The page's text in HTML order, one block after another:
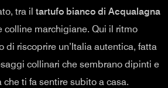
tra il tartufo bianco di Acqualagna
colline marchigiane. Qui il ritmo
di riscoprire un’Italia autentica, fatta
collinari che sembrano dipinti e
che ti fa sentire subito a casa.